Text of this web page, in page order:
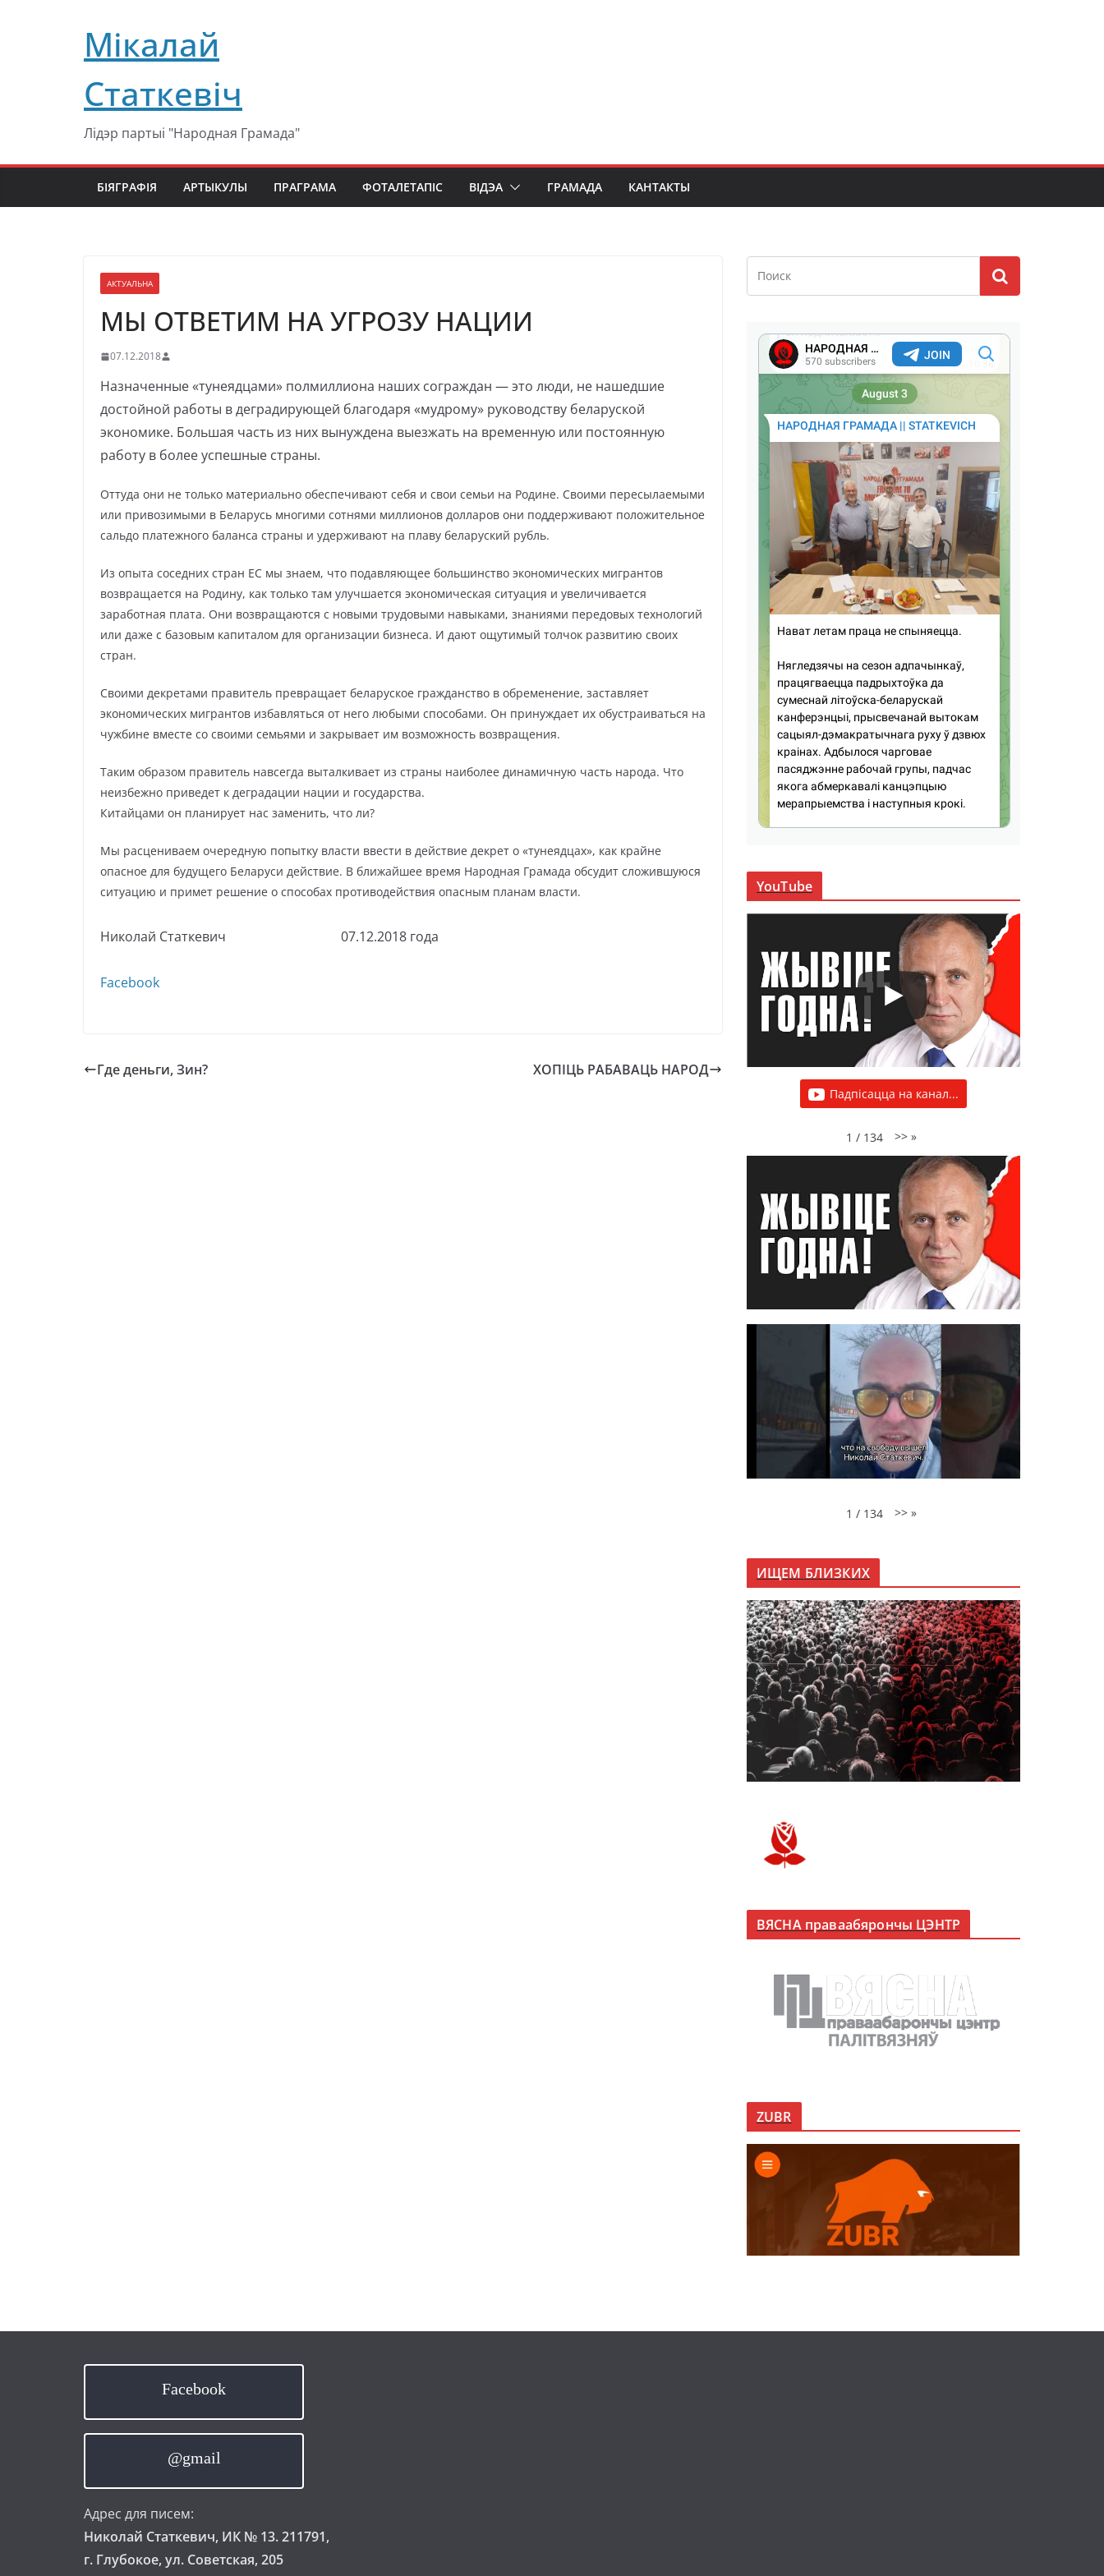
содержимомуМікалай
Статкевіч
Лідэр партыі "Народная Грамада"
БІЯГРАФІЯ АРТЫКУЛЫ ПРАГРАМА ФОТАЛЕТАПІС ВІДЭА ГРАМАДА КАНТАКТЫ
АКТУАЛЬНА
МЫ ОТВЕТИМ НА УГРОЗУ НАЦИИ
07.12.2018
Назначенные «тунеядцами» полмиллиона наших сограждан — это люди, не нашедшие
достойной работы в деградирующей благодаря «мудрому» руководству беларуской
экономике. Большая часть из них вынуждена выезжать на временную или постоянную
работу в более успешные страны.
Оттуда они не только материально обеспечивают себя и свои семьи на Родине. Своими пересылаемыми
или привозимыми в Беларусь многими сотнями миллионов долларов они поддерживают положительное
сальдо платежного баланса страны и удерживают на плаву беларуский рубль.
Из опыта соседних стран ЕС мы знаем, что подавляющее большинство экономических мигрантов
возвращается на Родину, как только там улучшается экономическая ситуация и увеличивается
заработная плата. Они возвращаются с новыми трудовыми навыками, знаниями передовых технологий
или даже с базовым капиталом для организации бизнеса. И дают ощутимый толчок развитию своих
стран.
Своими декретами правитель превращает беларуское гражданство в обременение, заставляет
экономических мигрантов избавляться от него любыми способами. Он принуждает их обустраиваться на
чужбине вместе со своими семьями и закрывает им возможность возвращения.
Таким образом правитель навсегда выталкивает из страны наиболее динамичную часть народа. Что
неизбежно приведет к деградации нации и государства.
Китайцами он планирует нас заменить, что ли?
Мы расцениваем очередную попытку власти ввести в действие декрет о «тунеядцах», как крайне
опасное для будущего Беларуси действие. В ближайшее время Народная Грамада обсудит сложившуюся
ситуацию и примет решение о способах противодействия опасным планам власти.
Николай Статкевич 07.12.2018 года
Facebook
Где деньги, Зин? ХОПІЦЬ РАБАВАЦЬ НАРОД
YouTube
Падпісацца на канал...
1 / 134 >> »
1 / 134 >> »
ИЩЕМ БЛИЗКИХ
ВЯСНА праваабярончы ЦЭНТР
ZUBR
Facebook
@gmail
Адрес для писем:
Николай Статкевич, ИК № 13. 211791,
г. Глубокое, ул. Советская, 205